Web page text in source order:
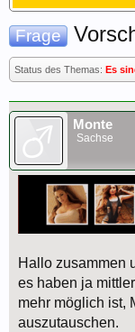
Frage
Status des Themas: Es
Monte
Sachse
Hallo zusammen
es haben ja
mehr möglich ist,
auszutauschen.